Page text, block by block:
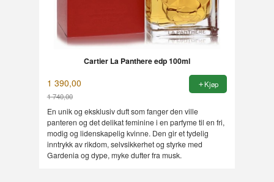
Cartier La Panthere edp 100ml
1 390,00
1 740,00
Rabatt
Kjøp
En unik og eksklusiv duft som fanger den ville
panteren og det delikat feminine i en parfyme til en fri,
modig og lidenskapelig kvinne. Den gir et tydelig
inntrykk av rikdom, selvsikkerhet og styrke med
Gardenia og dype, myke dufter fra musk.